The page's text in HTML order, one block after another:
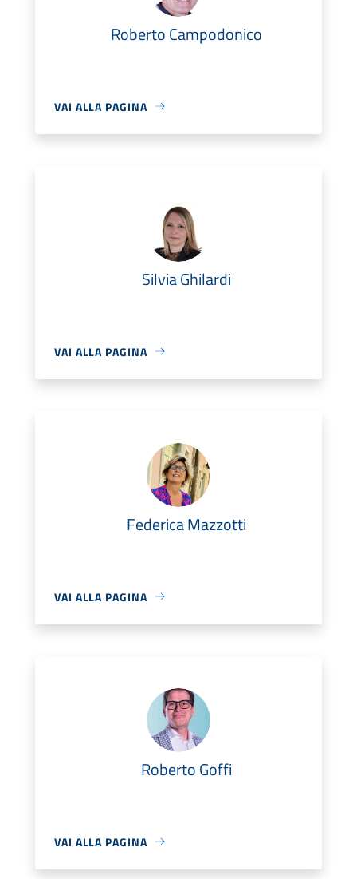
Roberto Campodonico
VAI ALLA PAGINA
Silvia Ghilardi
VAI ALLA PAGINA
Federica Mazzotti
VAI ALLA PAGINA
Roberto Goffi
VAI ALLA PAGINA